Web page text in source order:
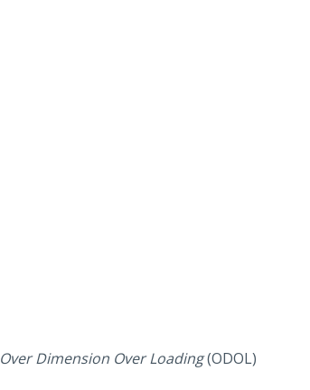
Over Dimension Over Loading(ODOL)